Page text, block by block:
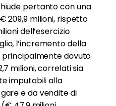
pertanto con una
209,9 milioni, rispetto
dell’esercizio
l’incremento della
principalmente dovuto
milioni, correlati sia
imputabili alla
e da vendite di